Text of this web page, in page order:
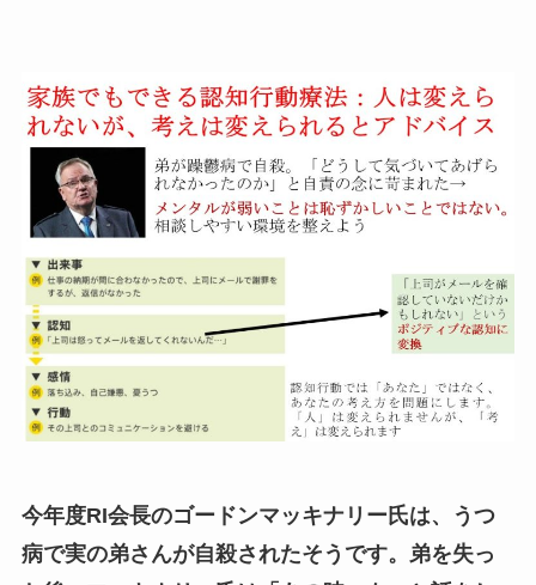
今年度RI会長のゴードンマッキナリー氏は、うつ
病で実の弟さんが自殺されたそうです。弟を失っ